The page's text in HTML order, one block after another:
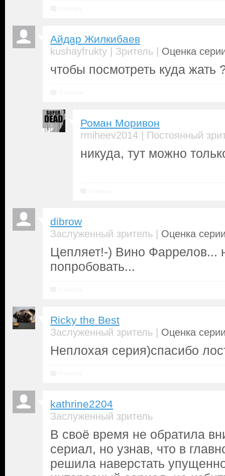
Айдар Жилкибаев
kushayfrukty | Зритель | Оценка
чтобы посмотреть куда жать
Роман Моривон
rmiheev2014 | Постоянный
никуда, тут можно
dibrow
Заслуженный зритель | Оценка
Цепляет!-) Вино Фаррелов...
попробовать...
Ricky the Best
Заслуженный зритель | Оценка
Неплохая серия)спасибо
kathrine2204
Заслуженный зритель
В своё время не обратила
сериал, но узнав, что в
решила наверстать